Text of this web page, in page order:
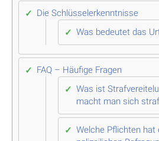
Die Schlüsselerkenntnisse
Was bedeutet das
FAQ – Häufige Fragen
Was ist
macht man sich
Welche Pflichten hat